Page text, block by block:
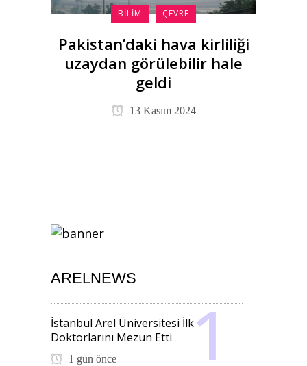
BILIM ÇEVRE
Pakistan’daki hava kirliliği
uzaydan görülebilir hale
geldi
13 Kasım 2024
ARELNEWS
İstanbul Arel Üniversitesi İlk
Doktorlarını Mezun Etti
1 gün önce